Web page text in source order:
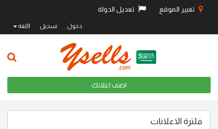
تغيير الموقع تعديل الدولة
دخول تسجيل اللغة
اضف اعلانك
فلترة الاعلانات